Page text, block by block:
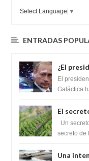
Select Language ▼
ENTRADAS
¿El
tratado
El
Galáctica
El
Un
secreto de
Una